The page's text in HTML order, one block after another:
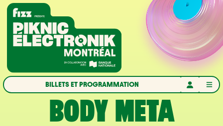
Aller à la navigation
Aller au contenu
Accueil
BILLETS ET PROGRAMMATION
BODY META